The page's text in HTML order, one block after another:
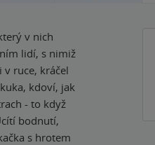
v nich
lidí, s nimiž
v ruce, kráčel
kdoví, jak
- to když
bodnutí,
s hrotem